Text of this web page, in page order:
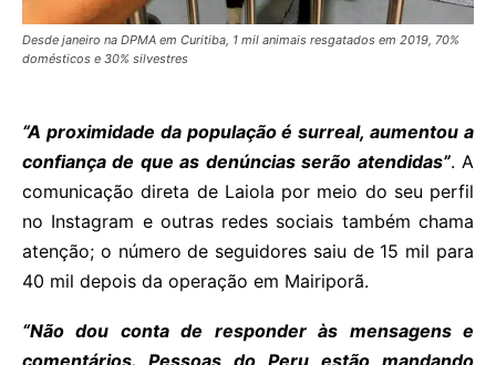
Desde janeiro na DPMA em Curitiba, 1 mil animais resgatados em 2019, 70%
domésticos e 30% silvestres
“A proximidade da população é surreal, aumentou a
confiança de que as denúncias serão atendidas”. A
comunicação direta de Laiola por meio do seu perfil
no Instagram e outras redes sociais também chama
atenção; o número de seguidores saiu de 15 mil para
40 mil depois da operação em Mairiporã.
“Não dou conta de responder às mensagens e
comentários. Pessoas do Peru estão mandando